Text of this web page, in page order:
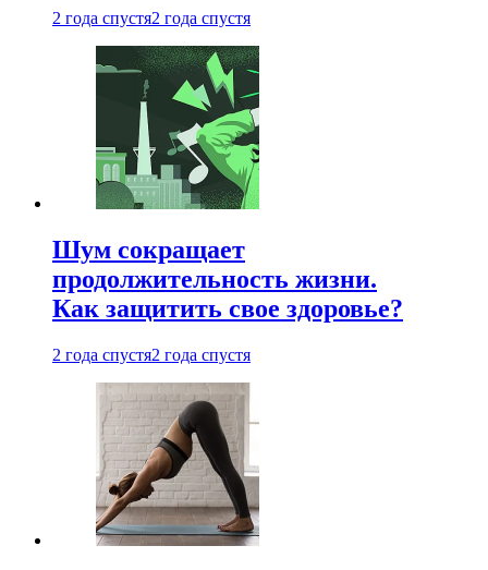
2 года спустя2 года спустя
Шум сокращает
продолжительность жизни.
Как защитить свое здоровье?
2 года спустя2 года спустя